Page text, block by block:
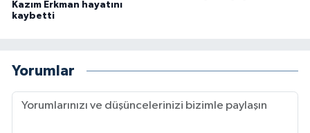
Kazım Erkman hayatını
kaybetti
Yorumlar